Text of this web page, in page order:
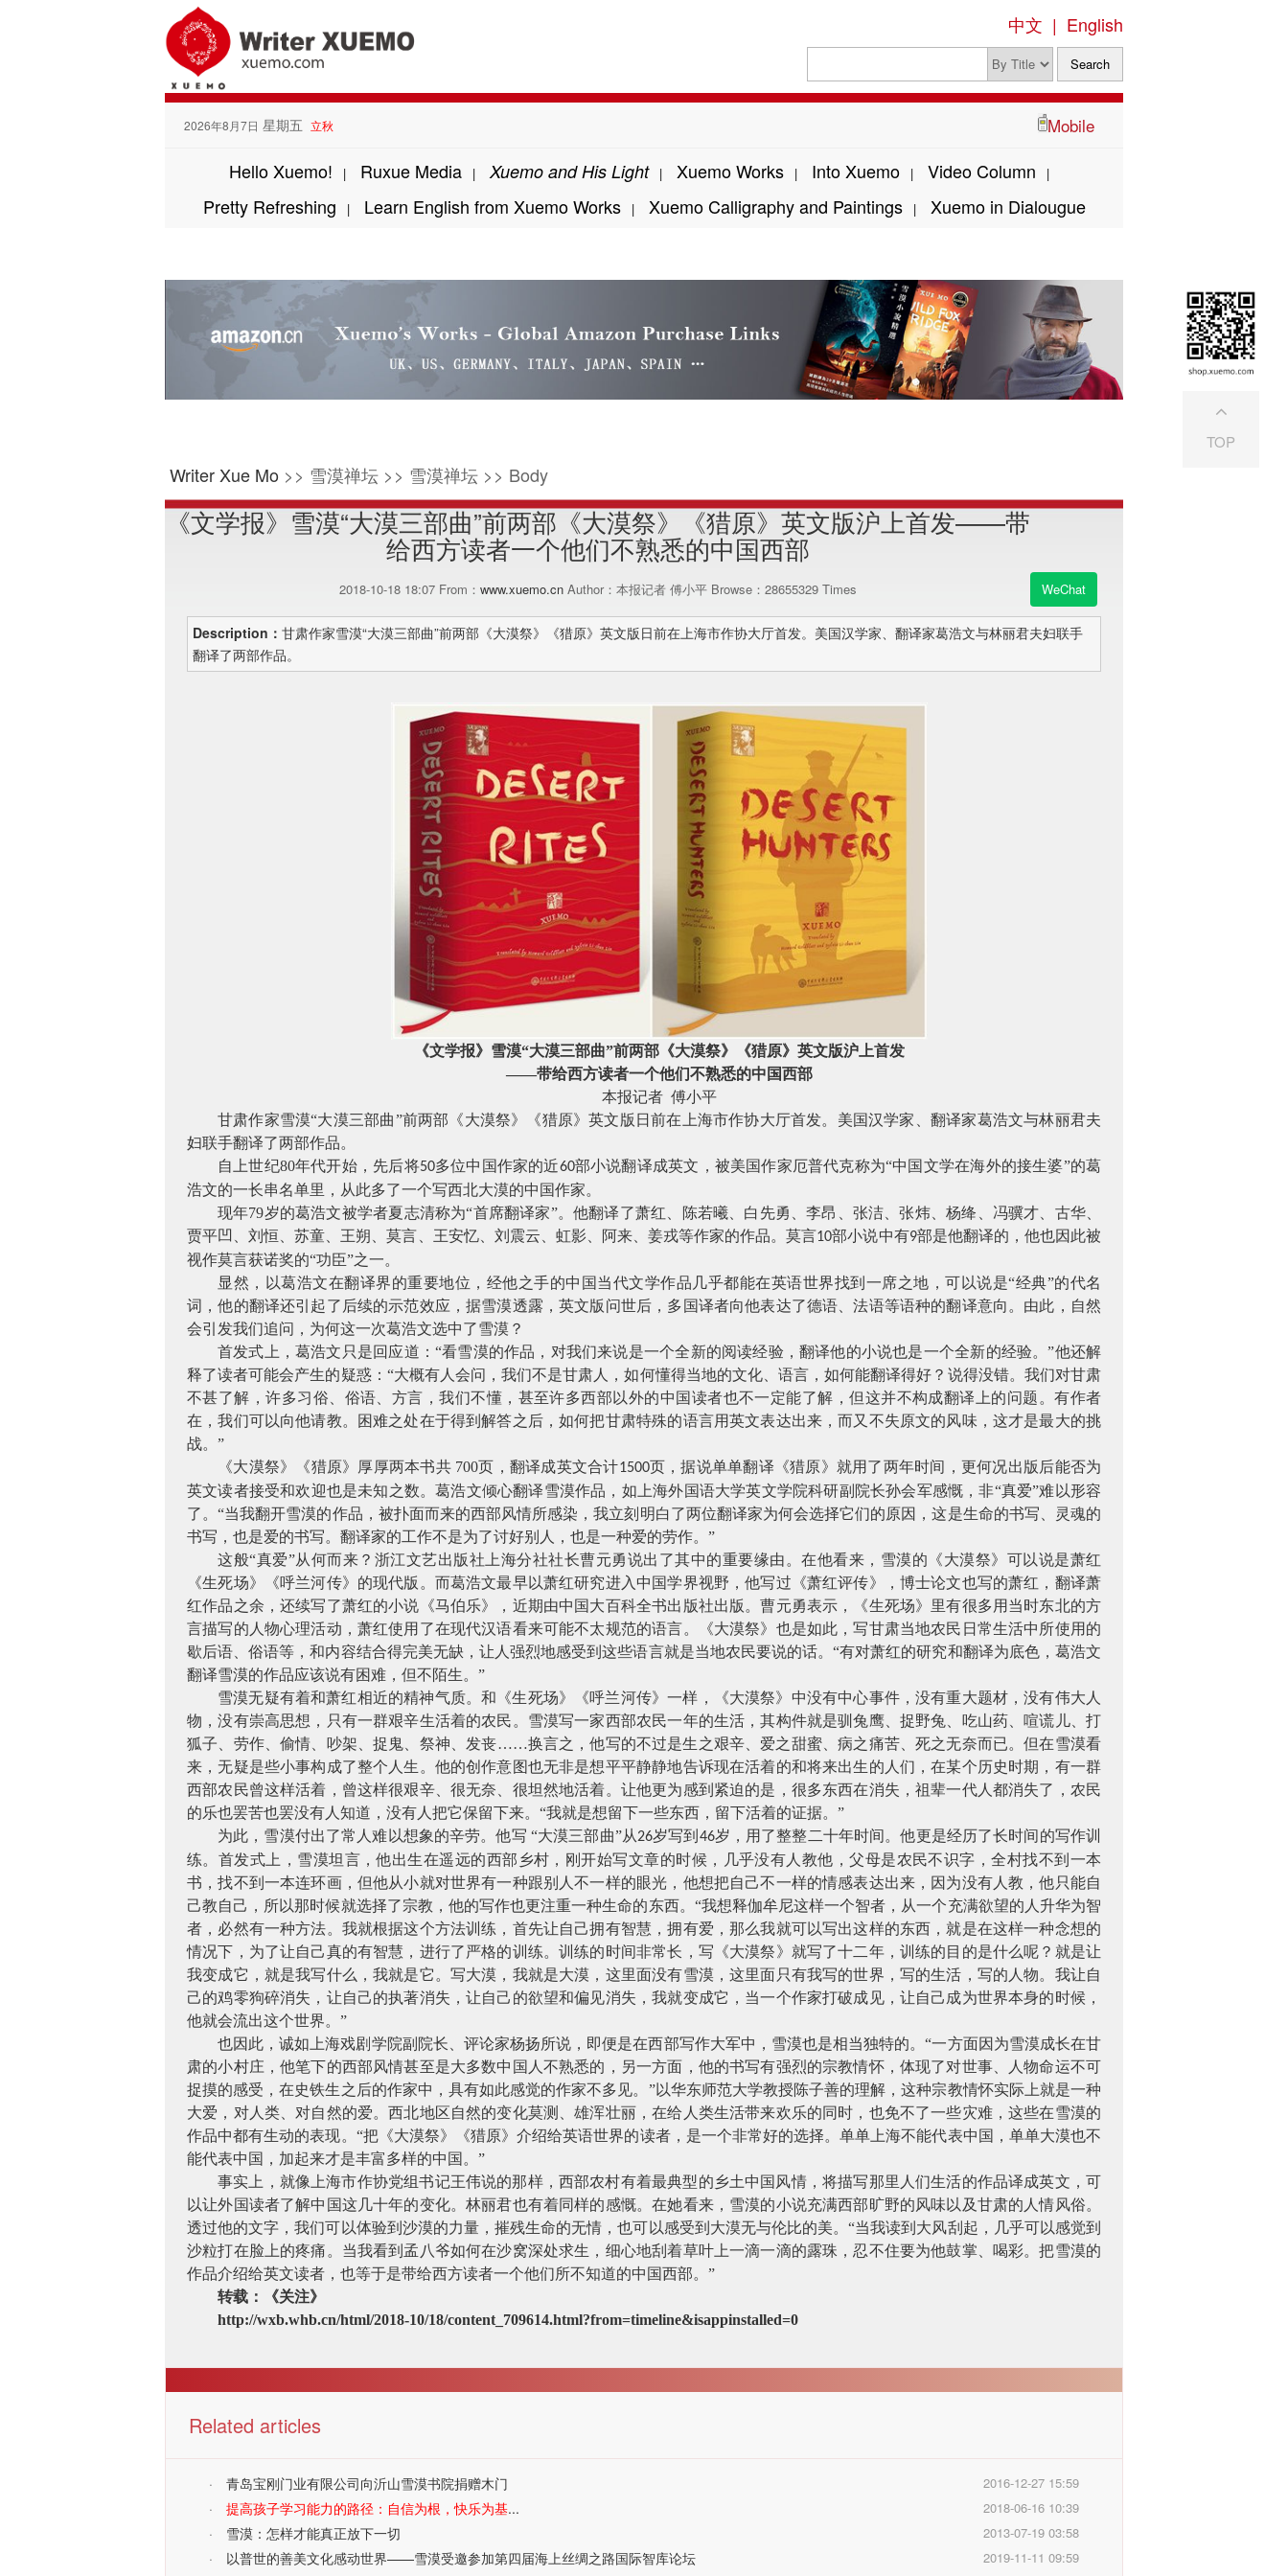
中文 | English
2026年8月7日 星期五 立秋 Mobile
Hello Xuemo! | Ruxue Media | Xuemo and His Light | Xuemo Works | Into Xuemo | Video Column |
Pretty Refreshing | Learn English from Xuemo Works | Xuemo Calligraphy and Paintings | Xuemo in Dialougue
Writer Xue Mo >> 雪漠禅坛 >> 雪漠禅坛 >> Body
《文学报》雪漠“大漠三部曲”前两部《大漠祭》《猎原》英文版沪上首发——带
给西方读者一个他们不熟悉的中国西部
2018-10-18 18:07 From： www.xuemo.cnAuthor：本报记者 傅小平 Browse： 28655329Times WeChat
Description： 甘肃作家雪漠“大漠三部曲”前两部《大漠祭》《猎原》英文版日前在上海市作协大厅首发。美国汉学家、翻译家葛浩文与林丽君夫妇联手
翻译了两部作品。
《文学报》 雪漠“大漠三部曲”前两部《大漠祭》《猎原》英文版沪上首发
——带给西方读者一个他们不熟悉的中国西部
本报记者 傅小平
甘肃作家雪漠“大漠三部曲”前两部《大漠祭》《猎原》英文版日前在上海市作协大厅首发。美国汉学家、翻译家葛浩文与林丽君夫
妇联手翻译了两部作品。
自上世纪80年代开始，先后将50多位中国作家的近60部小说翻译成英文，被美国作家厄普代克称为“中国文学在海外的接生婆”的葛
浩文的一长串名单里，从此多了一个写西北大漠的中国作家。
现年79岁的葛浩文被学者夏志清称为“首席翻译家”。他翻译了萧红、陈若曦、白先勇、李昂、张洁、张炜、杨绛、冯骥才、古华、
贾平凹、刘恒、苏童、王朔、莫言、王安忆、刘震云、虹影、阿来、姜戎等作家的作品。莫言10部小说中有9部是他翻译的，他也因此被
视作莫言获诺奖的“功臣”之一。
显然，以葛浩文在翻译界的重要地位，经他之手的中国当代文学作品几乎都能在英语世界找到一席之地，可以说是“经典”的代名
词，他的翻译还引起了后续的示范效应，据雪漠透露，英文版问世后，多国译者向他表达了德语、法语等语种的翻译意向。由此，自然
会引发我们追问，为何这一次葛浩文选中了雪漠？
首发式上，葛浩文只是回应道： “看雪漠的作品，对我们来说是一个全新的阅读经验，翻译他的小说也是一个全新的经验。”他还解
释了读者可能会产生的疑惑：“大概有人会问，我们不是甘肃人，如何懂得当地的文化、语言，如何能翻译得好？说得没错。我们对甘肃
不甚了解，许多习俗、俗语、方言，我们不懂，甚至许多西部以外的中国读者也不一定能了解，但这并不构成翻译上的问题。有作者
在，我们可以向他请教。困难之处在于得到解答之后，如何把甘肃特殊的语言用英文表达出来，而又不失原文的风味，这才是最大的挑
战。”
《大漠祭》《猎原》厚厚两本书共700页，翻译成英文合计1500页，据说单单翻译《猎原》就用了两年时间，更何况出版后能否为
英文读者接受和欢迎也是未知之数。葛浩文倾心翻译雪漠作品，如上海外国语大学英文学院科研副院长孙会军感慨，非“真爱”难以形容
了。“当我翻开雪漠的作品，被扑面而来的西部风情所感染，我立刻明白了两位翻译家为何会选择它们的原因，这是生命的书写、灵魂的
书写，也是爱的书写。翻译家的工作不是为了讨好别人，也是一种爱的劳作。”
这般“真爱”从何而来？浙江文艺出版社上海分社社长曹元勇说出了其中的重要缘由。在他看来，雪漠的《大漠祭》可以说是萧红
《生死场》《呼兰河传》的现代版。而葛浩文最早以萧红研究进入中国学界视野，他写过《萧红评传》，博士论文也写的萧红，翻译萧
红作品之余，还续写了萧红的小说《马伯乐》，近期由中国大百科全书出版社出版。曹元勇表示，《生死场》里有很多用当时东北的方
言描写的人物心理活动，萧红使用了在现代汉语看来可能不太规范的语言。《大漠祭》也是如此，写甘肃当地农民日常生活中所使用的
歇后语、俗语等，和内容结合得完美无缺，让人强烈地感受到这些语言就是当地农民要说的话。“有对萧红的研究和翻译为底色，葛浩文
翻译雪漠的作品应该说有困难，但不陌生。”
雪漠无疑有着和萧红相近的精神气质。和《生死场》《呼兰河传》一样，《大漠祭》中没有中心事件，没有重大题材，没有伟大人
物，没有崇高思想，只有一群艰辛生活着的农民。雪漠写一家西部农民一年的生活，其构件就是驯兔鹰、捉野兔、吃山药、喧谎儿、打
狐子、劳作、偷情、吵架、捉鬼、祭神、发丧……换言之，他写的不过是生之艰辛、爱之甜蜜、病之痛苦、死之无奈而已。但在雪漠看
来，无疑是些小事构成了整个人生。他的创作意图也无非是想平平静静地告诉现在活着的和将来出生的人们，在某个历史时期，有一群
西部农民曾这样活着，曾这样很艰辛、很无奈、很坦然地活着。让他更为感到紧迫的是，很多东西在消失，祖辈一代人都消失了，农民
的乐也罢苦也罢没有人知道，没有人把它保留下来。“我就是想留下一些东西，留下活着的证据。”
为此，雪漠付出了常人难以想象的辛劳。他写 “大漠三部曲”从26岁写到 46岁，用了整整二十年时间。他更是经历了长时间的写作训
练。首发式上，雪漠坦言，他出生在遥远的西部乡村，刚开始写文章的时候，几乎没有人教他，父母是农民不识字，全村找不到一本
书，找不到一本连环画，但他从小就对世界有一种跟别人不一样的眼光，他想把自己不一样的情感表达出来，因为没有人教，他只能自
己教自己，所以那时候就选择了宗教，他的写作也更注重一种生命的东西。“我想释伽牟尼这样一个智者，从一个充满欲望的人升华为智
者，必然有一种方法。我就根据这个方法训练，首先让自己拥有智慧，拥有爱，那么我就可以写出这样的东西，就是在这样一种念想的
情况下，为了让自己真的有智慧，进行了严格的训练。训练的时间非常长，写《大漠祭》就写了十二年，训练的目的是什么呢？就是让
我变成它，就是我写什么，我就是它。写大漠，我就是大漠，这里面没有雪漠，这里面只有我写的世界，写的生活，写的人物。我让自
己的鸡零狗碎消失，让自己的执著消失，让自己的欲望和偏见消失，我就变成它，当一个作家打破成见，让自己成为世界本身的时候，
他就会流出这个世界。”
也因此，诚如上海戏剧学院副院长、评论家杨扬所说，即便是在西部写作大军中，雪漠也是相当独特的。“一方面因为雪漠成长在甘
肃的小村庄，他笔下的西部风情甚至是大多数中国人不熟悉的，另一方面，他的书写有强烈的宗教情怀，体现了对世事、人物命运不可
捉摸的感受，在史铁生之后的作家中，具有如此感觉的作家不多见。”以华东师范大学教授陈子善的理解，这种宗教情怀实际上就是一种
大爱，对人类、对自然的爱。西北地区自然的变化莫测、雄浑壮丽，在给人类生活带来欢乐的同时，也免不了一些灾难，这些在雪漠的
作品中都有生动的表现。“把《大漠祭》《猎原》介绍给英语世界的读者，是一个非常好的选择。单单上海不能代表中国，单单大漠也不
能代表中国，加起来才是丰富多样的中国。”
事实上，就像上海市作协党组书记王伟说的那样，西部农村有着最典型的乡土中国风情，将描写那里人们生活的作品译成英文，可
以让外国读者了解中国这几十年的变化。林丽君也有着同样的感慨。在她看来，雪漠的小说充满西部旷野的风味以及甘肃的人情风俗。
透过他的文字，我们可以体验到沙漠的力量，摧残生命的无情，也可以感受到大漠无与伦比的美。“当我读到大风刮起，几乎可以感觉到
沙粒打在脸上的疼痛。当我看到孟八爷如何在沙窝深处求生，细心地刮着草叶上一滴一滴的露珠，忍不住要为他鼓掌、喝彩。把雪漠的
作品介绍给英文读者，也等于是带给西方读者一个他们所不知道的中国西部。”
转载：《关注》
http://wxb.whb.cn/html/2018-10/18/content_709614.html?from=timeline&isappinstalled=0
Related articles
· 青岛宝刚门业有限公司向沂山雪漠书院捐赠木门 2016-12-27 15:59
· 提高孩子学习能力的路径：自信为根，快乐为基... 2018-06-16 10:39
· 雪漠：怎样才能真正放下一切 2013-07-19 03:58
· 以普世的善美文化感动世界——雪漠受邀参加第四届海上丝绸之路国际智库论坛 2019-11-11 09:59
TOP